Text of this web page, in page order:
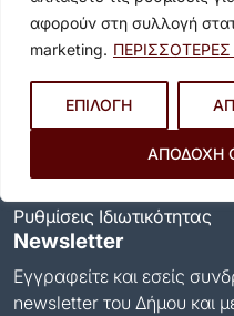
αφορούν στη συλλογή
marketing.
ΕΠΙΛΟΓΗ
ΑΠΟΔΟΧΗ
Όροι Χρήσης
Όροι Χρήσης
Πολιτική Προστασίας
Πολιτική για τη χρήση
παρακολούθησης
Ρυθμίσεις Ιδιωτικότητας
Newsletter
Εγγραφείτε και εσείς
newsletter του Δήμου και